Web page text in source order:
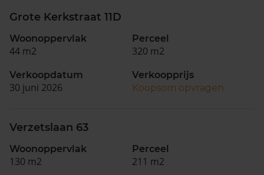
Grote Kerkstraat 11D
Woonoppervlak
44 m2
Perceel
320 m2
Verkoopdatum
30 juni 2026
Verkoopprijs
Koopsom opvragen
Verzetslaan 63
Woonoppervlak
130 m2
Perceel
211 m2